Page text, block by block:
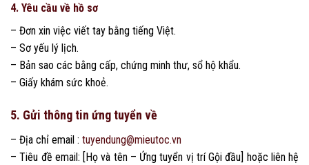
4. Yêu cầu về hồ sơ
– Đơn xin việc viết tay bằng tiếng Việt.
– Sơ yếu lý lịch.
– Bản sao các bằng cấp, chứng minh thư, sổ hộ khẩu.
– Giấy khám sức khoẻ.
5. Gửi thông tin ứng tuyển về
– Địa chỉ email : tuyendung@mieutoc.vn
– Tiêu đề email: [Họ và tên – Ứng tuyển vị trí Gội đầu] hoặc liên hệ